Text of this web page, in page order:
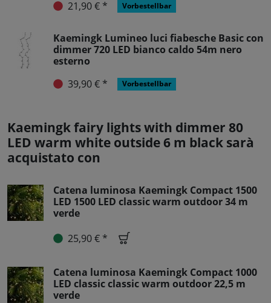
21,90 € * Vorbestellbar
Kaemingk Lumineo luci fiabesche Basic con
dimmer 720 LED bianco caldo 54m nero
esterno
39,90 € *
Vorbestellbar
Kaemingk fairy lights with dimmer 80
LED warm white outside 6 m black sarà
acquistato con
Catena luminosa Kaemingk Compact 1500
LED 1500 LED classic warm outdoor 34 m
verde
25,90 € *
Catena luminosa Kaemingk Compact 1000
LED classic classic warm outdoor 22,5 m
verde